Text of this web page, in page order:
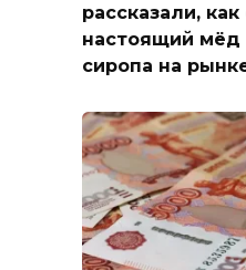
рассказали,
настоящий мёд
сиропа на